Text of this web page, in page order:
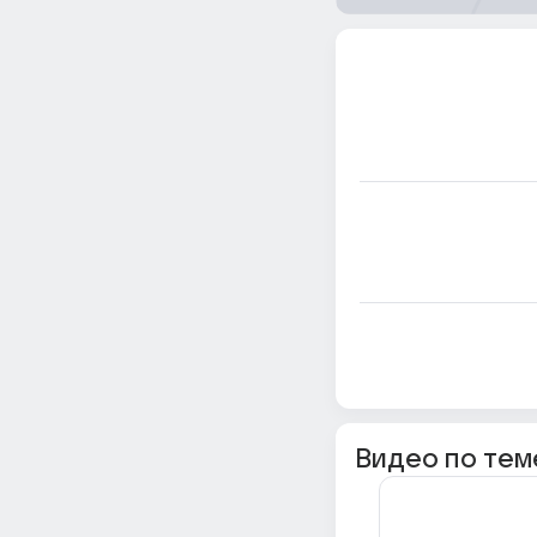
Видео по